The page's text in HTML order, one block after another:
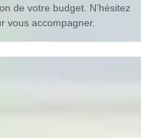
de votre budget. N’hésitez
vous accompagner.